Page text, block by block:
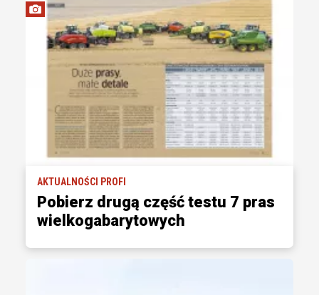
AKTUALNOŚCI PROFI
Pobierz drugą część testu 7 pras
wielkogabarytowych